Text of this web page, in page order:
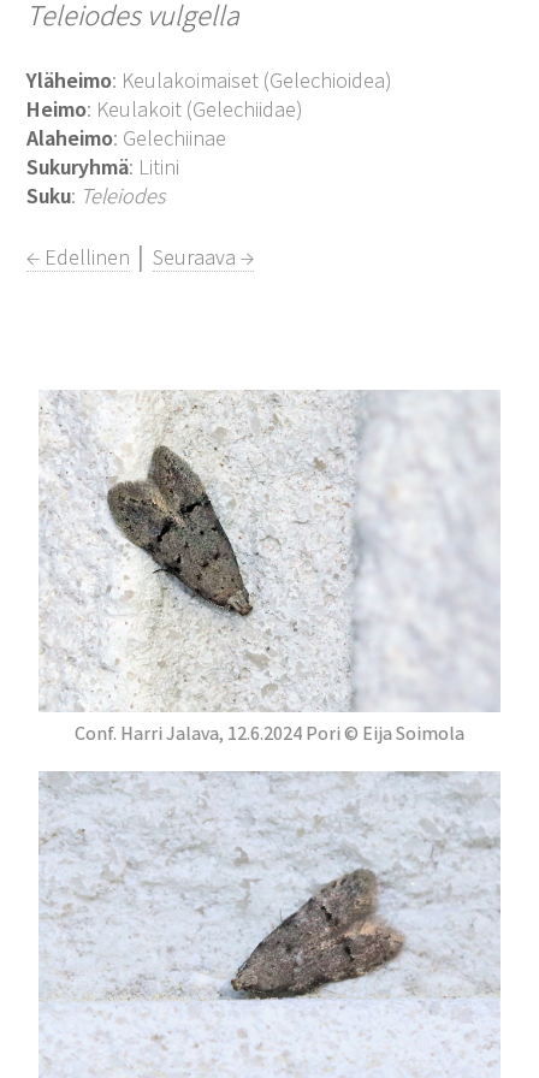
Teleiodes vulgella
Yläheimo: Keulakoimaiset (Gelechioidea)
Heimo: Keulakoit (Gelechiidae)
Alaheimo: Gelechiinae
Sukuryhmä: Litini
Suku: Teleiodes
← Edellinen │Seuraava →
Conf. Harri Jalava, 12.6.2024 Pori © Eija Soimola